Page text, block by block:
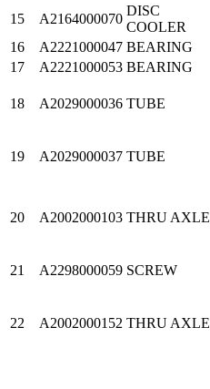
15 A2164000070
DISC
COOLER
16
A2221000047 BEARING
17
A2221000053 BEARING
18 A2029000036 TUBE
19 A2029000037 TUBE
20 A2002000103 THRU AXLE
21 A2298000059 SCREW
22 A2002000152 THRU AXLE